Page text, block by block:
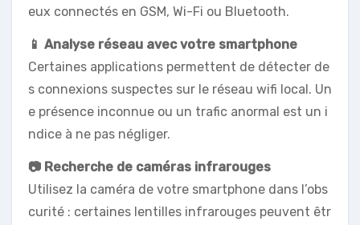
eux connectés en GSM, Wi-Fi ou Bluetooth.
📱 Analyse réseau avec votre smartphone
Certaines applications permettent de détecter de
s connexions suspectes sur le réseau wifi local. Un
e présence inconnue ou un trafic anormal est un i
ndice à ne pas négliger.
📷 Recherche de caméras infrarouges
Utilisez la caméra de votre smartphone dans l’obs
curité : certaines lentilles infrarouges peuvent êtr